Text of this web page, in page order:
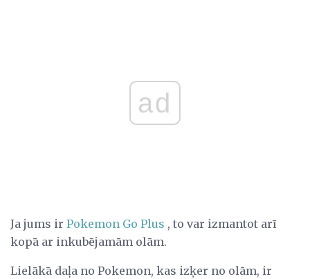
ad
Ja jums ir Pokemon Go Plus , to var izmantot arī
kopā ar inkubējamām olām.
Lielākā daļa no Pokemon, kas izķer no olām, ir